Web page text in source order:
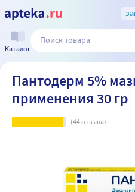
Каталог
Пантодерм 5%
применения 30 гр
(44отзыва)